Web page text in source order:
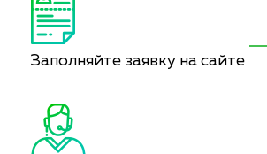
Заполняйте заявку на сайте